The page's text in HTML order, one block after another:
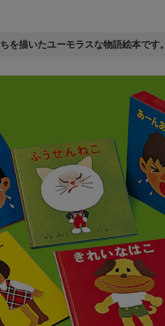
を描いたユーモラスな物語絵本です。